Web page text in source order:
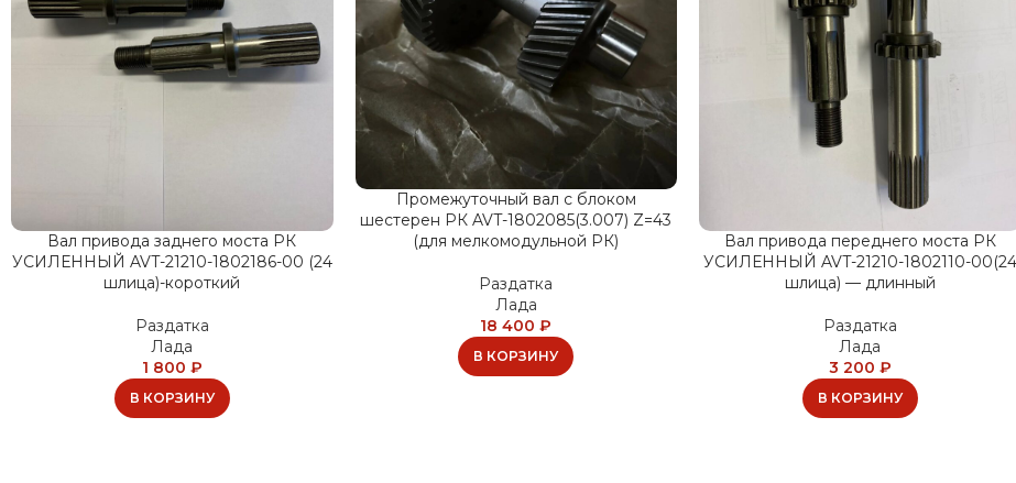
Вал привода заднего моста РК
УСИЛЕННЫЙ AVT-21210-1802186-00 (24
шлица)-короткий
Раздатка
Лада
1 800 ₽
В КОРЗИНУ
Промежуточный вал с блоком
шестерен РК AVT-1802085(3.007) Z=43
(для мелкомодульной РК)
Раздатка
Лада
18 400₽
В КОРЗИНУ
Вал привода переднего моста РК
УСИЛЕННЫЙ AVT-21210-1802110-00(24
шлица) — длинный
Раздатка
Лада
3 200 ₽
В КОРЗИНУ